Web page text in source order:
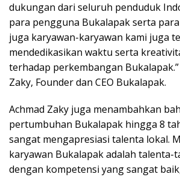
dukungan dari seluruh penduduk
para pengguna Bukalapak serta
juga karyawan-karyawan kami juga
mendedikasikan waktu serta
terhadap perkembangan
Zaky, Founder dan CEO Bukalapak.
Achmad Zaky juga menambahkan
pertumbuhan Bukalapak hingga 8
sangat mengapresiasi talenta lokal.
karyawan Bukalapak adalah talenta-
dengan kompetensi yang sangat